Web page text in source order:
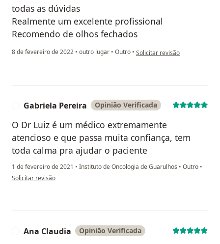
todas as dúvidas
Realmente um excelente profissional
Recomendo de olhos fechados
8 de fevereiro de 2022 • outro lugar • Outro • na opinião do utilizador Karine
Solicitar revisão
Gabriela Pereira Opinião Verificada
O Dr Luiz é um médico extremamente
atencioso e que passa muita confiança, tem
toda calma pra ajudar o paciente
1 de fevereiro de 2021 • Instituto de Oncologia de Guarulhos • Outro •
na opinião do utilizador Gabriela Pereira
Solicitar revisão
Ana Claudia Opinião Verificada